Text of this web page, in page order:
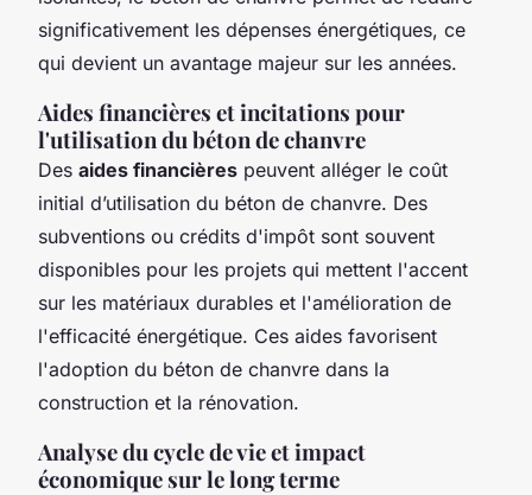
significativement les dépenses énergétiques, ce
qui devient un avantage majeur sur les années.
Aides financières et incitations pour
l'utilisation du béton de chanvre
Des aides financières peuvent alléger le coût
initial d’utilisation du béton de chanvre. Des
subventions ou crédits d'impôt sont souvent
disponibles pour les projets qui mettent l'accent
sur les matériaux durables et l'amélioration de
l'efficacité énergétique. Ces aides favorisent
l'adoption du béton de chanvre dans la
construction et la rénovation.
Analyse du cycle de vie et impact
économique sur le long terme